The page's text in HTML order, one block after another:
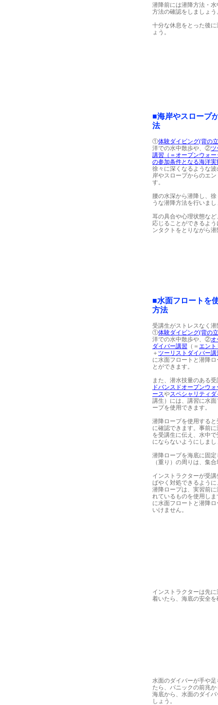
潜降前には潜降方法・
方法の確認をしましょう
十分な休息をとった後
ょう。
■海岸やスロープ
法
①体験ダイビング(背の
洋での水中散歩や、②ツ
講習（＝オープンウォ
の参加条件となる海洋実
徐々に深くなるような
岸やスロープからのエ
す。
腰の水深から潜降し、
うな潜降方法を行いま
耳の具合や心理状態な
応じることができるよ
ンタクトをとりながら
■水面フロートを
方法
受講生がストレスなく
①体験ダイビング(背の
洋での水中散歩や、②オ
ダイバー講習 （＝ エント
＋ ツーリストダイバー講
に水面フロートと潜降
とができます。
また、潜水技量のある
ドバンスドオープンウ
ースやスペシャリティ
講生）には、講習に水
ープを使用できます。
潜降ロープを使用する
に確認できます。事前
を受講生に伝え、水中
にならないようにしまし
潜降ロープを海底に固
（重り）の周りは、集
インストラクターが受
ばやく対処できるよう
潜降ロープは、実習前
れているものを使用し
に水面フロートと潜降
いけません。
インストラクターは先
着いたら、海底の安全
水面のダイバーが手や
たら、パニックの前兆
海底から、水面のダイ
しょう。